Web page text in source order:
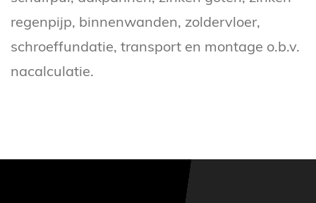
regenpijp, binnenwanden, zoldervloer,
schroeffundatie, transport en montage o.b.v.
nacalculatie.